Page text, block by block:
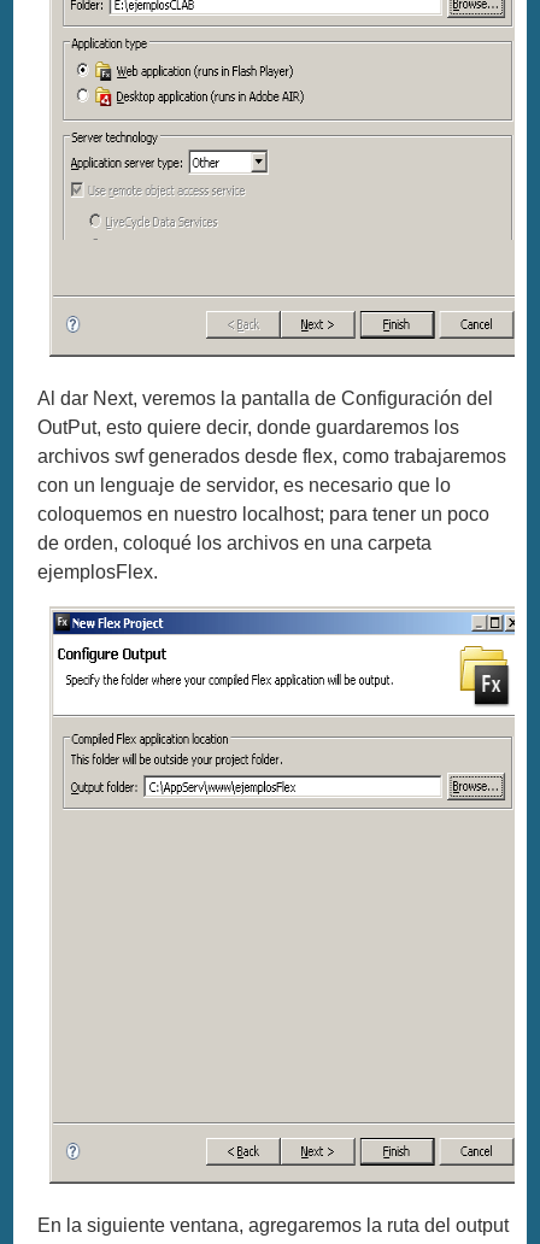
Al dar Next, veremos la pantalla de Configuración del
OutPut, esto quiere decir, donde guardaremos los
archivos swf generados desde flex, como trabajaremos
con un lenguaje de servidor, es necesario que lo
coloquemos en nuestro localhost; para tener un poco
de orden, coloqué los archivos en una carpeta
ejemplosFlex.
En la siguiente ventana, agregaremos la ruta del output